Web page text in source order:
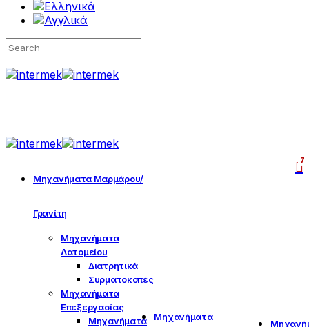
7
Μηχανήματα Μαρμάρου/
Γρανίτη
Μηχανήματα
Λατομείου
Διατρητικά
Συρματοκοπές
Μηχανήματα
Επεξεργασίας
Μηχανήματα
Μηχανήματα